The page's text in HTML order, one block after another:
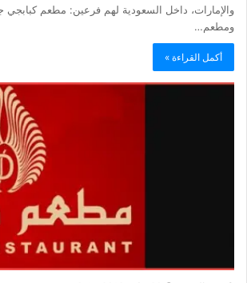
والإمارات، داخل السعودية لهم فرعين: مطعم
ومطعم…
أكمل القراءة »